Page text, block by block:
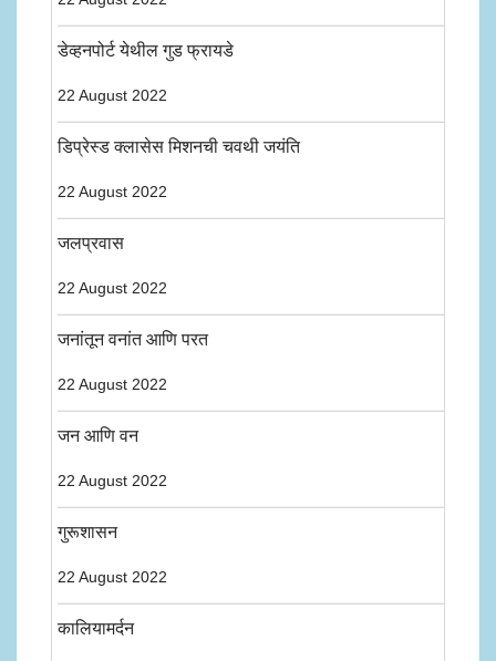
डेव्हनपोर्ट येथील गुड फ्रायडे
22 August 2022
डिप्रेस्ड क्लासेस मिशनची चवथी जयंति
22 August 2022
जलप्रवास
22 August 2022
जनांतून वनांत आणि परत
22 August 2022
जन आणि वन
22 August 2022
गुरूशासन
22 August 2022
कालियामर्दन